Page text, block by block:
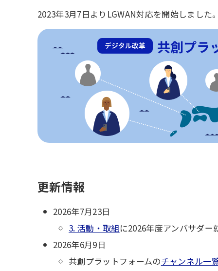
2023年3月7日よりLGWAN対応を開始しました
更新情報
2026年7月23日
3. 活動・取組に2026年度アンバサダ
2026年6月9日
共創プラットフォームのチャンネル一